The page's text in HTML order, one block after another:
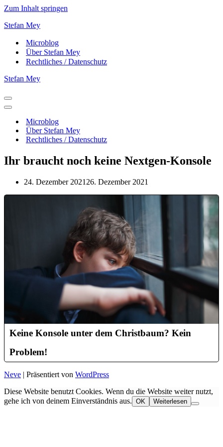
Zum Inhalt springen
Stefan Mey
Microblog
Über Stefan Mey
Rechtliches / Datenschutz
Stefan Mey
Navigationsmenü
Navigationsmenü
Microblog
Über Stefan Mey
Rechtliches / Datenschutz
Ihr braucht noch keine Nextgen-Konsole
24. Dezember 2021 26. Dezember 2021
Keine Konsole unter dem Christbaum? Kein
Problem!
Neve | Präsentiert von WordPress
Diese Website benutzt Cookies. Wenn du die Website weiter nutzt,
gehe ich von deinem Einverständnis aus. OK Weiterlesen